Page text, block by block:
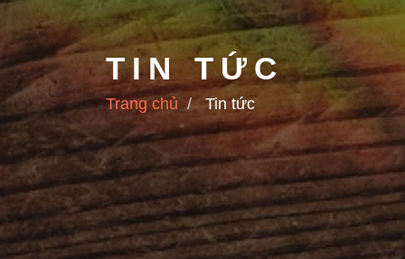
TIN TỨC
Trang chủ Tin tức